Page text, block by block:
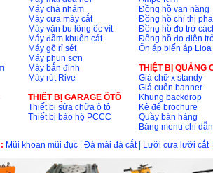
Máy chà nhám
Máy cưa máy cắt
Máy vặn bu lông ốc vít
Máy đầm khuôn cát
Máy gõ rỉ sét
Máy phun sơn
Máy bắn đinh
Máy rút Rive
THIÊT BỊ GARAGE ÔTÔ
Thiết bị sửa chữa ô tô
Thiết bị bảo hộ PCCC
Đồng hồ vạn năng
Đồng hồ chỉ thị pha
Đồng hồ đo trở
Đồng hồ đo điện
Ổn áp biến áp Lioa
THIỆT BỊ QUẢNG
Giá chữ x standy
Giá cuốn banner
Khung backdrop
Kệ để brochure
Quầy bán hàng
Bảng menu chỉ dẫn
Mũi khoan mũi đục Đá mài đá cắt| Lưỡi cưa lưỡi cắt